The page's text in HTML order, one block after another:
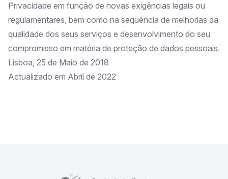
Privacidade em função de novas exigências legais ou
regulamentares, bem como na sequência de melhorias da
qualidade dos seus serviços e desenvolvimento do seu
compromisso em matéria de proteção de dados pessoais.
Lisboa, 25 de Maio de 2018
Actualizado em Abril de 2022